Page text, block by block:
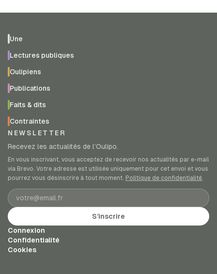
Une
Lectures publiques
Oulipiens
Publications
Faits & dits
Contraintes
NEWSLETTER
Recevez les actualités de l’Oulipo.
En vous inscrivant, vous acceptez de recevoir nos actualités par e-mail
via Brevo. Votre adresse est utilisée uniquement pour cet envoi et vous
pourrez vous désinscrire à tout moment. Politique de confidentialité.
Adresse e-mail
S’inscrire
Connexion
Confidentialité
Cookies